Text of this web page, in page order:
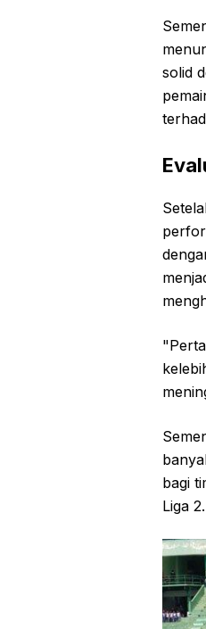
solid
bagi
Liga 2.